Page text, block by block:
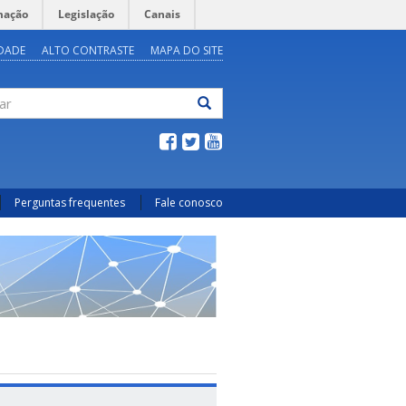
Legislação Canais
ALTO CONTRASTE MAPA DO SITE
Perguntas frequentes Fale conosco